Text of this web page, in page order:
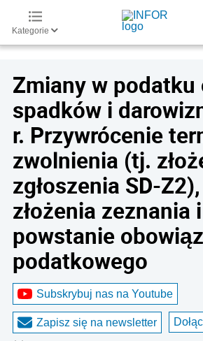
Kategorie
Zmiany w podatku
spadków i
r. Przywrócenie
zwolnienia (tj.
zgłoszenia SD-
złożenia zeznania i
powstanie
podatkowego
Subskrybuj nas na Youtube
Zapisz się na newsletter